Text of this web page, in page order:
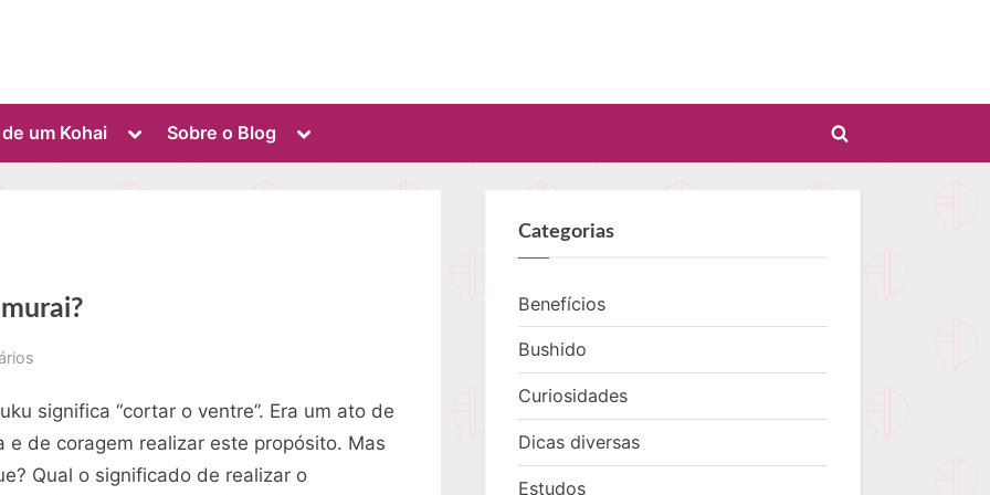
um Kohai
Toggle
menu
Sobre o Blog
Toggle
menu
Toggle
que
é
Seppuku
significa “cortar o ventre”. Era um ato de
e de coragem realizar este propósito. Mas
Qual o significado de realizar o
Categorias
Benefícios
Bushido
Curiosidades
Dicas diversas
Estudos